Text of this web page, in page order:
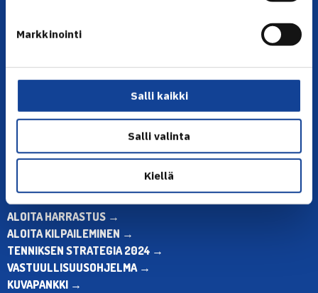
Markkinointi
Salli kaikki
Salli valinta
Kiellä
Toimiston puhelinajat:
ma-pe klo 10.00-12.00
Muina aikoina olkaa yhteydessä
sähköpostitse: toimisto@tennis.fi
KAIKKI YHTEYSTIEDOT →
ALOITA HARRASTUS →
ALOITA KILPAILEMINEN →
TENNIKSEN STRATEGIA 2024 →
VASTUULLISUUSOHJELMA →
KUVAPANKKI →